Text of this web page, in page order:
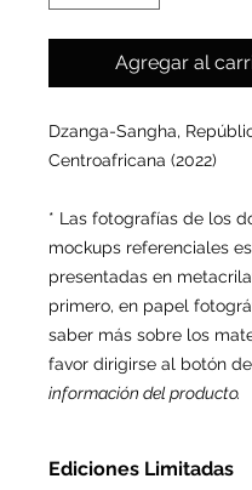
Agregar al
Dzanga-Sangha,
Centroafricana (2022)
* Las fotografías de los
mockups referenciales
presentadas en
primero, en papel
saber más sobre los
favor dirigirse al botón de
información del producto.
Ediciones Limitadas